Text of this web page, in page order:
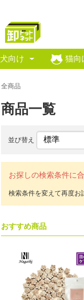
犬向け 猫向
全商品
商品一覧
並び替え
お探しの検索条件に
おすすめ商品